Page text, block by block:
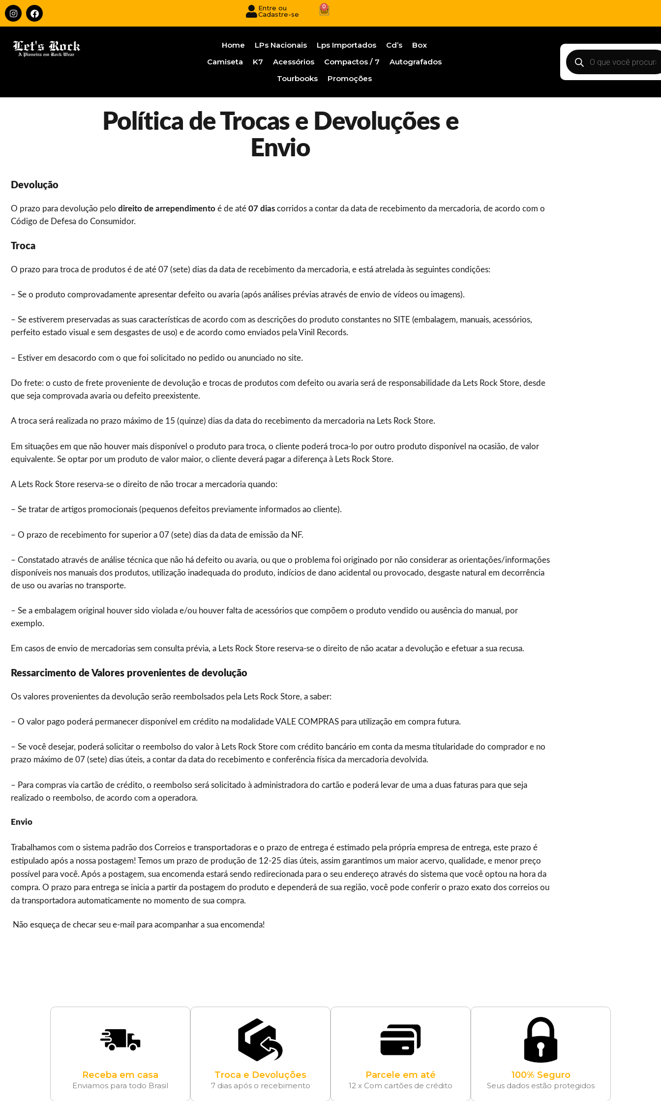
Entre ou
Cadastre-se
0
Home LPs Nacionais Lps Importados Cd’s
Box
Camiseta
K7 Acessórios Compactos / 7
Autografados
Tourbooks
Promoções
Política de Trocas e Devoluções e
Envio
Devolução
O prazo para devolução pelo direito de arrependimento é de até 07 dias corridos a contar da data de recebimento da mercadoria, de acordo com o
Código de Defesa do Consumidor.
Troca
O prazo para troca de produtos é de até 07 (sete) dias da data de recebimento da mercadoria, e está atrelada às seguintes condições:
– Se o produto comprovadamente apresentar defeito ou avaria (após análises prévias através de envio de vídeos ou imagens).
– Se estiverem preservadas as suas características de acordo com as descrições do produto constantes no SITE (embalagem, manuais, acessórios,
perfeito estado visual e sem desgastes de uso) e de acordo como enviados pela Vinil Records.
– Estiver em desacordo com o que foi solicitado no pedido ou anunciado no site.
Do frete: o custo de frete proveniente de devolução e trocas de produtos com defeito ou avaria será de responsabilidade da Lets Rock Store, desde
que seja comprovada avaria ou defeito preexistente.
A troca será realizada no prazo máximo de 15 (quinze) dias da data do recebimento da mercadoria na Lets Rock Store.
Em situações em que não houver mais disponível o produto para troca, o cliente poderá troca-lo por outro produto disponível na ocasião, de valor
equivalente. Se optar por um produto de valor maior, o cliente deverá pagar a diferença à Lets Rock Store.
A Lets Rock Store reserva-se o direito de não trocar a mercadoria quando:
– Se tratar de artigos promocionais (pequenos defeitos previamente informados ao cliente).
– O prazo de recebimento for superior a 07 (sete) dias da data de emissão da NF.
– Constatado através de análise técnica que não há defeito ou avaria, ou que o problema foi originado por não considerar as orientações/informações
disponíveis nos manuais dos produtos, utilização inadequada do produto, indícios de dano acidental ou provocado, desgaste natural em decorrência
de uso ou avarias no transporte.
– Se a embalagem original houver sido violada e/ou houver falta de acessórios que compõem o produto vendido ou ausência do manual, por
exemplo.
Em casos de envio de mercadorias sem consulta prévia, a Lets Rock Store reserva-se o direito de não acatar a devolução e efetuar a sua recusa.
Ressarcimento de Valores provenientes de devolução
Os valores provenientes da devolução serão reembolsados pela Lets Rock Store, a saber:
– O valor pago poderá permanecer disponível em crédito na modalidade VALE COMPRAS para utilização em compra futura.
– Se você desejar, poderá solicitar o reembolso do valor à Lets Rock Store com crédito bancário em conta da mesma titularidade do comprador e no
prazo máximo de 07 (sete) dias úteis, a contar da data do recebimento e conferência física da mercadoria devolvida.
– Para compras via cartão de crédito, o reembolso será solicitado à administradora do cartão e poderá levar de uma a duas faturas para que seja
realizado o reembolso, de acordo com a operadora.
Envio
Trabalhamos com o sistema padrão dos Correios e transportadoras e o prazo de entrega é estimado pela própria empresa de entrega, este prazo é
estipulado após a nossa postagem! Temos um prazo de produção de 12-25 dias úteis, assim garantimos um maior acervo, qualidade, e menor preço
possível para você. Após a postagem, sua encomenda estará sendo redirecionada para o seu endereço através do sistema que você optou na hora da
compra. O prazo para entrega se inicia a partir da postagem do produto e dependerá de sua região, você pode conferir o prazo exato dos correios ou
da transportadora automaticamente no momento de sua compra.
Não esqueça de checar seu e-mail para acompanhar a sua encomenda!
Receba em casa
Enviamos para todo Brasil
Troca e Devoluções
7 dias após o recebimento
Parcele em até
12 x Com cartões de crédito
100% Seguro
Seus dados estão protegidos